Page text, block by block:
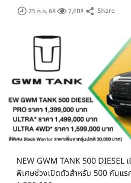
25 ก.ค. 68
7,608 Share
NEW GWM TANK 500 DIESEL
พิเศษช่วงเปิดตัวสำหรับ 500 คันแร